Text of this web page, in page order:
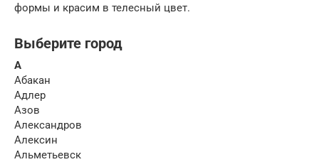
формы и красим в телесный цвет.
Выберите город
А
Абакан
Адлер
Азов
Александров
Алексин
Альметьевск